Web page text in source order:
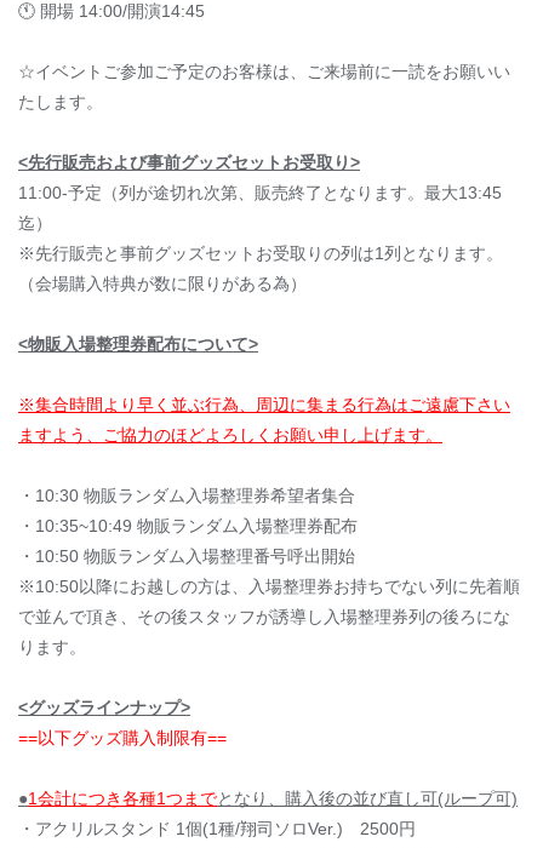
🕚 開場 14:00/開演14:45
☆イベントご参加ご予定のお客様は、ご来場前に一読をお願いい
たします。
<先行販売および事前グッズセットお受取り>
11:00-予定 （列が途切れ次第、販売終了となります。最大13:45
迄）
※先行販売と事前グッズセットお受取りの列は1列となります。
（会場購入特典が数に限りがある為）
<物販入場整理券配布について>
※集合時間より早く並ぶ行為、周辺に集まる行為はご遠慮下さい
ますよう、ご協力のほどよろしくお願い申し上げます。
・10:30 物販ランダム入場整理券希望者集合
・ 10:35~10:49 物販ランダム入場整理券配布
・10:50 物販ランダム入場整理番号呼出開始
※10:50以降にお越しの方は、入場整理券お持ちでない列に先着順
で並んで頂き、その後スタッフが誘導し入場整理券列の後ろにな
ります。
<グッズラインナップ>
==以下グッズ購入制限有==
●1会計につき各種1つまでとなり、購入後の並び直し可(ループ可)
・アクリルスタンド 1個(1種/翔司ソロVer.) 2500円